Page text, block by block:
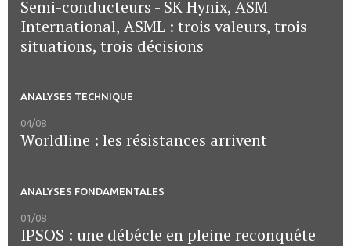
Semi-conducteurs - SK Hynix, ASM
International, ASML : trois valeurs, trois
situations, trois décisions
ANALYSES TECHNIQUE
04/08
Worldline : les résistances arrivent
ANALYSES FONDAMENTALES
01/08
IPSOS : une débêcle en pleine reconquête